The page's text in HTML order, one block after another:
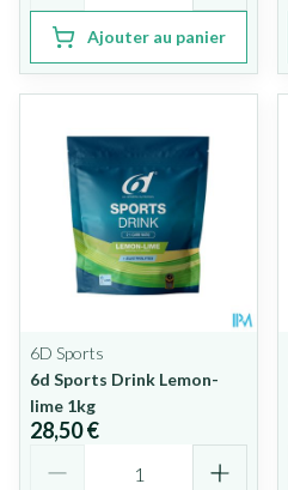
Ajouter au panier
6D Sports
6d Sports Drink Lemon-
lime 1kg
28,50 €